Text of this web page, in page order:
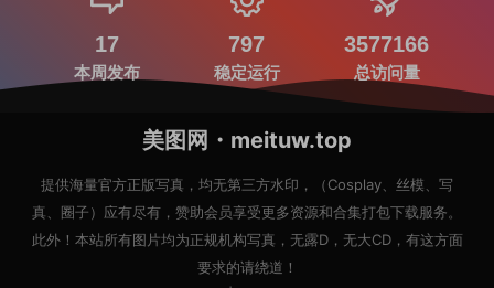
17
本周发布
797
稳定运行
3577166
总访问量
美图网・meituw.top
提供海量官方正版写真，均无第三方水印，（Cosplay、丝模、写
真、圈子）应有尽有，赞助会员享受更多资源和合集打包下载服务。
此外！本站所有图片均为正规机构写真，无露D，无大CD，有这方面
要求的请绕道！